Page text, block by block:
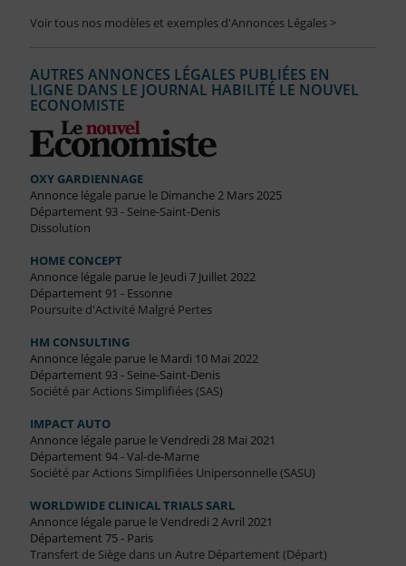
Voir tous nos modèles et exemples d'Annonces Légales >
AUTRES ANNONCES LÉGALES PUBLIÉES EN
LIGNE DANS LE JOURNAL HABILITÉ LE NOUVEL
ECONOMISTE
OXY GARDIENNAGE
Annonce légale parue le Dimanche 2 Mars 2025
Département 93 - Seine-Saint-Denis
Dissolution
HOME CONCEPT
Annonce légale parue le Jeudi 7 Juillet 2022
Département 91 - Essonne
Poursuite d'Activité Malgré Pertes
HM CONSULTING
Annonce légale parue le Mardi 10 Mai 2022
Département 93 - Seine-Saint-Denis
Société par Actions Simplifiées (SAS)
IMPACT AUTO
Annonce légale parue le Vendredi 28 Mai 2021
Département 94 - Val-de-Marne
Société par Actions Simplifiées Unipersonnelle (SASU)
WORLDWIDE CLINICAL TRIALS SARL
Annonce légale parue le Vendredi 2 Avril 2021
Département 75 - Paris
Transfert de Siège dans un Autre Département (Départ)